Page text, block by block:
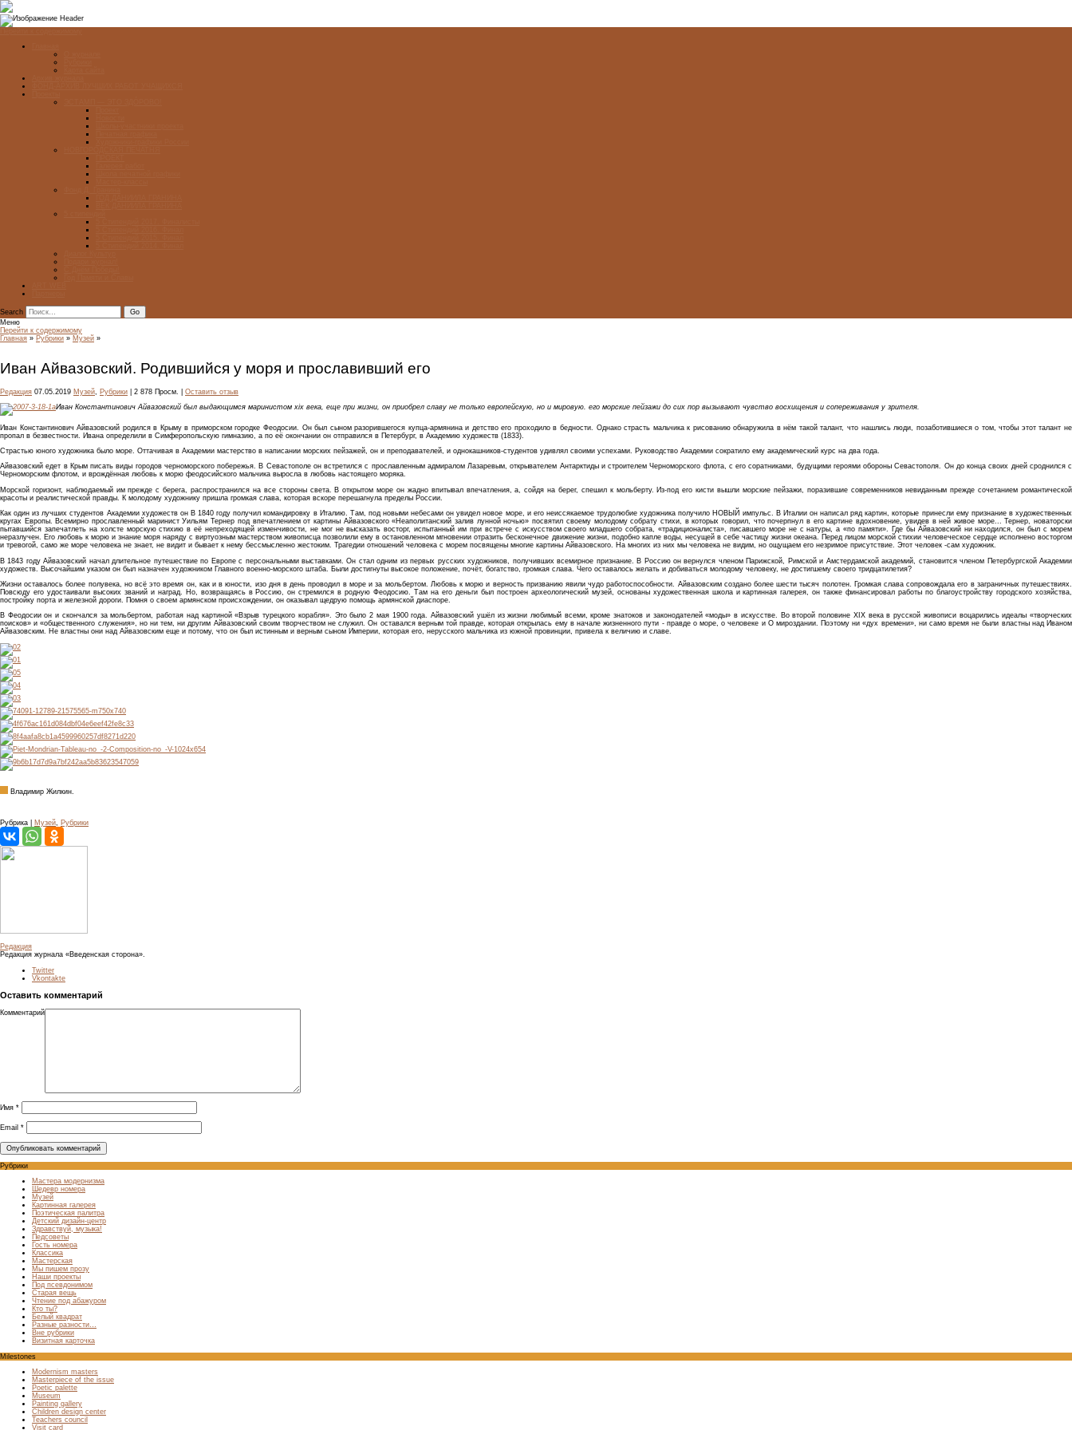
Search
Меню
Перейти к содержимому
Главная » Рубрики » Музей »
Иван Айвазовский. Родившийся у моря и прославивший его
Редакция 07.05.2019 Музей Рубрики | 2 878 Просм. | Оставить отзыв
Иван Константинович Айвазовский был выдающимся маринистом хiх века, еще при жизни, он приобрел славу не только европейскую, но и мировую. его морские пейзажи до сих пор вызывают чувство восхищения и сопереживания у зрителя.
Иван Константинович Айвазовский родился в Крыму в приморском городке Феодосии. Он был сыном разорившегося купца-армянина и детство его проходило в бедности. Однако страсть мальчика к рисованию обнаружила в нём такой талант, что нашлись люди, позаботившиеся о том, чтобы этот талант не
пропал в безвестности. Ивана определили в Симферопольскую гимназию, а по её окончании он отправился в Петербург, в Академию художеств (1833).
Страстью юного художника было море. Оттачивая в Академии мастерство в написании морских пейзажей, он и преподавателей, и однокашников-студентов удивлял своими успехами. Руководство Академии сократило ему академический курс на два года.
Айвазовский едет в Крым писать виды городов черноморского побережья. В Севастополе он встретился с прославленным адмиралом Лазаревым, открывателем Антарктиды и строителем Черноморского флота, с его соратниками, будущими героями обороны Севастополя. Он до конца своих дней сроднился с
Черноморским флотом, и врождённая любовь к морю феодосийского мальчика выросла в любовь настоящего моряка.
Морской горизонт, наблюдаемый им прежде с берега, распространился на все стороны света. В открытом море он жадно впитывал впечатления, а, сойдя на берег, спешил к мольберту. Из-под его кисти вышли морские пейзажи, поразившие современников невиданным прежде сочетанием романтической
красоты и реалистической правды. К молодому художнику пришла громкая слава, которая вскоре перешагнула пределы России.
Как один из лучших студентов Академии художеств он В 1840 году получил командировку в Италию. Там, под новыми небесами он увидел новое море, и его неиссякаемое трудолюбие художника получило НОВЫЙ импульс. В Италии он написал ряд картин, которые принесли ему признание в художественных
кругах Европы. Всемирно прославленный маринист Уильям Тернер под впечатлением от картины Айвазовского «Неаполитанский залив лунной ночью» посвятил своему молодому собрату стихи, в которых говорил, что почерпнул в его картине вдохновение, увидев в ней живое море... Тернер, новаторски
пытавшийся запечатлеть на холсте морскую стихию в её непреходящей изменчивости, не мог не высказать восторг, испытанный им при встрече с искусством своего младшего собрата, «традиционалиста», писавшего море не с натуры, а «по памяти». Где бы Айвазовский ни находился, он был с морем
неразлучен. Его любовь к морю и знание моря наряду с виртуозным мастерством живописца позволили ему в остановленном мгновении отразить бесконечное движение жизни, подобно капле воды, несущей в себе частицу жизни океана. Перед лицом морской стихии человеческое сердце исполнено восторгом
и тревогой, само же море человека не знает, не видит и бывает к нему бессмысленно жестоким. Трагедии отношений человека с морем посвящены многие картины Айвазовского. На многих из них мы человека не видим, но ощущаем его незримое присутствие. Этот человек -сам художник.
В 1843 году Айвазовский начал длительное путешествие по Европе с персональными выставками. Он стал одним из первых русских художников, получивших всемирное признание. В Россию он вернулся членом Парижской, Римской и Амстердамской академий, становится членом Петербургской Академии
художеств. Высочайшим указом он был назначен художником Главного военно-морского штаба. Были достигнуты высокое положение, почёт, богатство, громкая слава. Чего оставалось желать и добиваться молодому человеку, не достигшему своего тридцатилетия?
Жизни оставалось более полувека, но всё это время он, как и в юности, изо дня в день проводил в море и за мольбертом. Любовь к морю и верность призванию явили чудо работоспособности. Айвазовским создано более шести тысяч полотен. Громкая слава сопровождала его в заграничных путешествиях.
Повсюду его удостаивали высоких званий и наград. Но, возвращаясь в Россию, он стремился в родную Феодосию. Там на его деньги был построен археологический музей, основаны художественная школа и картинная галерея, он также финансировал работы по благоустройству городского хозяйства,
постройку порта и железной дороги. Помня о своем армянском происхождении, он оказывал щедрую помощь армянской диаспоре.
В Феодосии он и скончался за мольбертом, работая над картиной «Взрыв турецкого корабля». Это было 2 мая 1900 года. Айвазовский ушёл из жизни любимый всеми, кроме знатоков и законодателей «моды» в искусстве. Во второй половине XIX века в русской живописи воцарились идеалы «творческих
поисков» и «общественного служения», но ни тем, ни другим Айвазовский своим творчеством не служил. Он оставался верным той правде, которая открылась ему в начале жизненного пути - правде о море, о человеке и О мироздании. Поэтому ни «дух времени», ни само время не были властны над Иваном
Айвазовским. Не властны они над Айвазовским еще и потому, что он был истинным и верным сыном Империи, которая его, нерусского мальчика из южной провинции, привела к величию и славе.
Владимир Жилкин.
Рубрика | Музей Рубрики
Редакция
Редакция журнала «Введенская сторона».
Twitter
Vkontakte
Оставить комментарий
Комментарий
Имя *
Email *
Рубрики
Мастера модернизма
Шедевр номера
Музей
Картинная галерея
Поэтическая палитра
Детский дизайн-центр
Здравствуй, музыка!
Педсоветы
Гость номера
Классика
Мастерская
Мы пишем прозу
Наши проекты
Под псевдонимом
Старая вещь
Чтение под абажуром
Кто ты?
Белый квадрат
Разные разности…
Вне рубрики
Визитная карточка
Milestones
Modernism masters
Masterpiece of the issue
Poetic palette
Museum
Painting gallery
Children design center
Teachers council
Visit card